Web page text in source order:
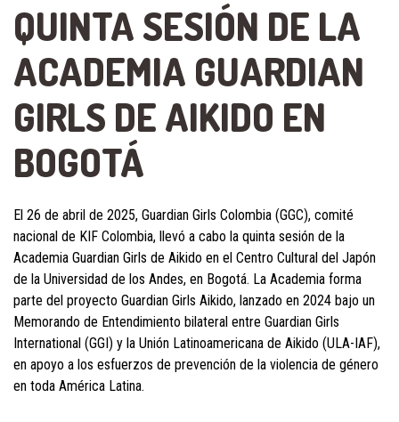
QUINTA SESIÓN DE LA
ACADEMIA GUARDIAN
GIRLS DE AIKIDO EN
BOGOTÁ
El 26 de abril de 2025, Guardian Girls Colombia (GGC), comité
nacional de KIF Colombia, llevó a cabo la quinta sesión de la
Academia Guardian Girls de Aikido en el Centro Cultural del Japón
de la Universidad de los Andes, en Bogotá. La Academia forma
parte del proyecto Guardian Girls Aikido, lanzado en 2024 bajo un
Memorando de Entendimiento bilateral entre Guardian Girls
International (GGI) y la Unión Latinoamericana de Aikido (ULA-IAF),
en apoyo a los esfuerzos de prevención de la violencia de género
en toda América Latina.